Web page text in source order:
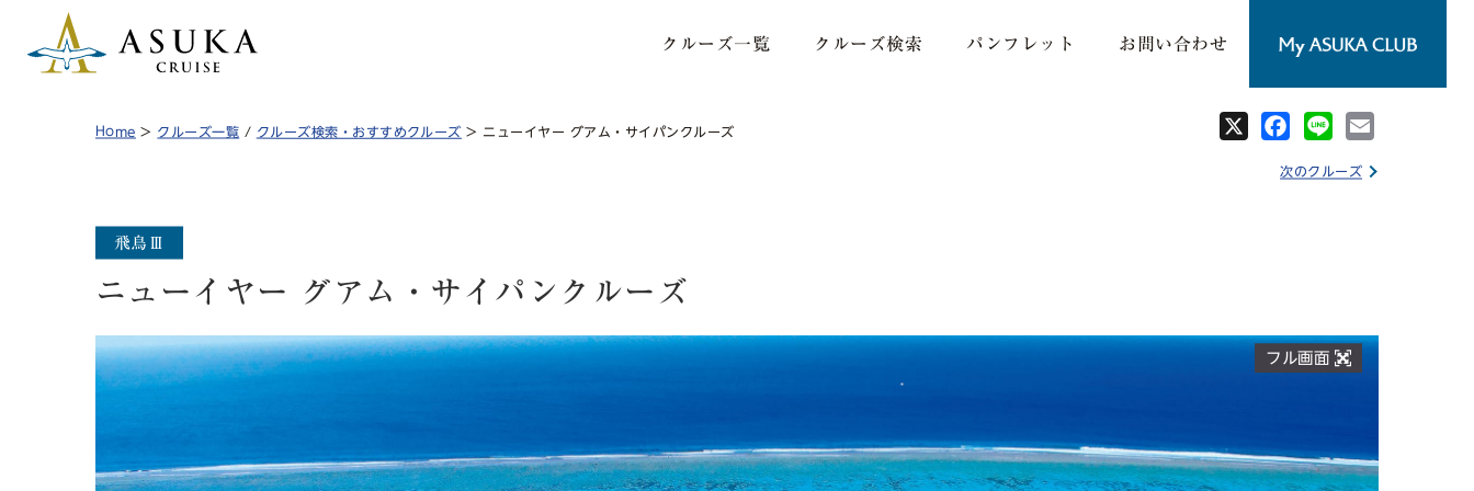
クルーズ一覧 クルーズ検索 パンフレット お問い合わせ
Home > クルーズ一覧 / クルーズ検索・おすすめクルーズ > ニューイヤー グアム・サイパンクルーズ
Fa
bo
Lin
次のクルーズ
ニューイヤー グアム・サイパンクルーズ
フル画面